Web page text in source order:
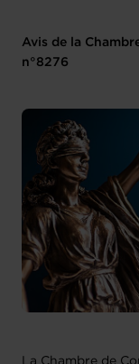
Avis de la
n°8276
La Chambre de